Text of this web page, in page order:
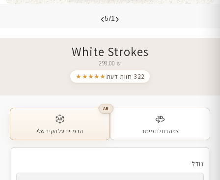
‹
5/1
›
White Strokes
299.00 ₪
★★★★★
322 חוות דעת
צפה בתלת מימד
AR
הדמייה על הקיר שלי
גודל